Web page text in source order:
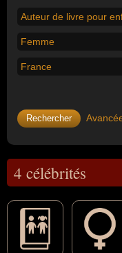
Auteur de livre pour
Femme
France
4 célébrités